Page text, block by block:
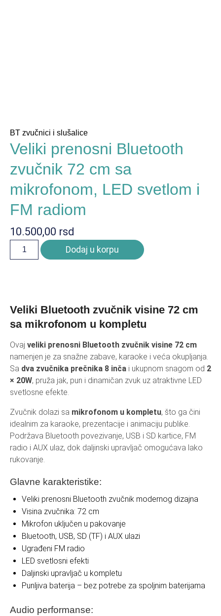
Veliki Bluetooth zvučnik visine 72 cm
sa mikrofonom u kompletu
Ovaj veliki prenosni Bluetooth zvučnik visine 72 cm
namenjen je za snažne zabave, karaoke i veća okupljanja.
Sa dva zvučnika prečnika 8 inča i ukupnom snagom od 2
× 20W, pruža jak, pun i dinamičan zvuk uz atraktivne LED
svetlosne efekte.
Zvučnik dolazi sa mikrofonom u kompletu, što ga čini
idealnim za karaoke, prezentacije i animaciju publike.
Podržava Bluetooth povezivanje, USB i SD kartice, FM
radio i AUX ulaz, dok daljinski upravljač omogućava lako
rukovanje.
Glavne karakteristike:
Veliki prenosni Bluetooth zvučnik modernog dizajna
Visina zvučnika: 72 cm
Mikrofon uključen u pakovanje
Bluetooth, USB, SD (TF) i AUX ulazi
Ugrađeni FM radio
LED svetlosni efekti
Daljinski upravljač u kompletu
Punljiva baterija – bez potrebe za spoljnim baterijama
Audio performanse:
BT zvučnici i slušalice
Veliki prenosni Bluetooth
zvučnik 72 cm sa
mikrofonom, LED svetlom i
FM radiom
10.500,00 rsd
Dodaj u korpu